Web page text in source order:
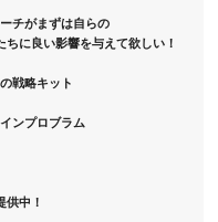
チがまずは自らの
に良い影響を与えて欲しい！
戦略キット
ンプロブラム
中！